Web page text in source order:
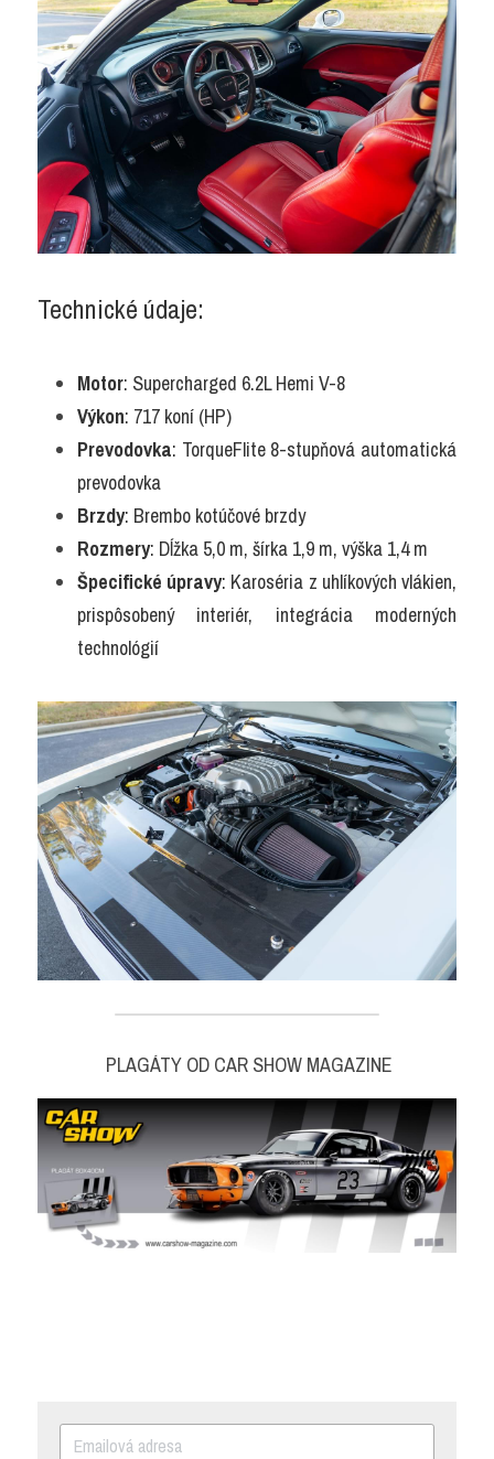
Technické údaje:
Motor: Supercharged 6.2L Hemi V-8
Výkon: 717 koní (HP)
Prevodovka: TorqueFlite 8-stupňová automatická
prevodovka
Brzdy: Brembo kotúčové brzdy
Rozmery: Dĺžka 5,0 m, šírka 1,9 m, výška 1,4 m
Špecifické úpravy: Karoséria z uhlíkových vlákien,
prispôsobený interiér, integrácia moderných
technológií
PLAGÁTY OD CAR SHOW MAGAZINE